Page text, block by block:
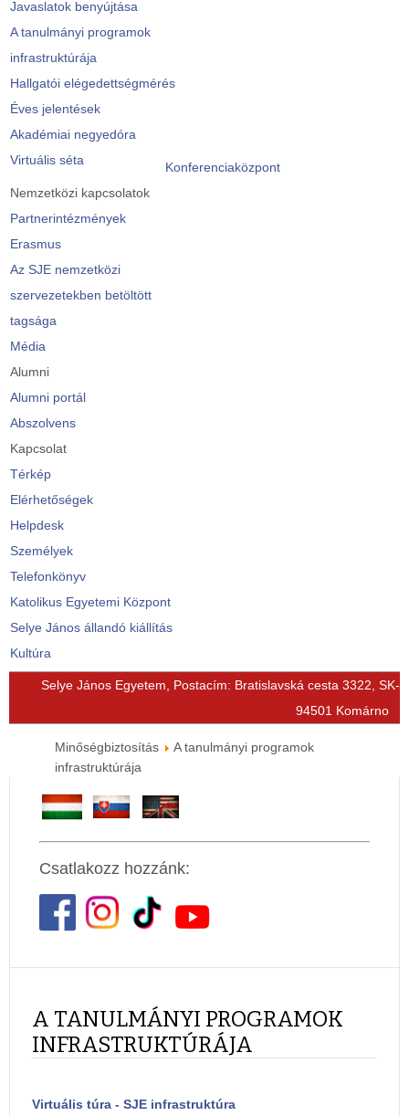
Javaslatok benyújtása
A tanulmányi programok
infrastruktúrája
Hallgatói elégedettségmérés
Éves jelentések
Akadémiai negyedóra
Virtuális séta
Konferenciaközpont
Nemzetközi kapcsolatok
Partnerintézmények
Erasmus
Az SJE nemzetközi
szervezetekben betöltött
tagsága
Média
Alumni
Alumni portál
Abszolvens
Kapcsolat
Térkép
Elérhetőségek
Helpdesk
Személyek
Telefonkönyv
Katolikus Egyetemi Központ
Selye János állandó kiállítás
Kultúra
© FreeJoomla! 3 Modules - by VinaGecko.com
Selye János Egyetem, Postacím: Bratislavská cesta 3322, SK-
94501 Komárno
Minőségbiztosítás
A tanulmányi programok
infrastruktúrája
Csatlakozz hozzánk:
A TANULMÁNYI PROGRAMOK
INFRASTRUKTÚRÁJA
Virtuális túra - SJE infrastruktúra